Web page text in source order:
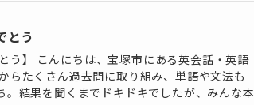
とう
う】 こんにちは、宝塚市にある英会話・英語
らたくさん過去問に取り組み、単語や文法も
。結果を聞くまでドキドキでしたが、みんな本